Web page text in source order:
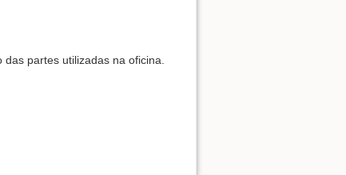
partes utilizadas na oficina.